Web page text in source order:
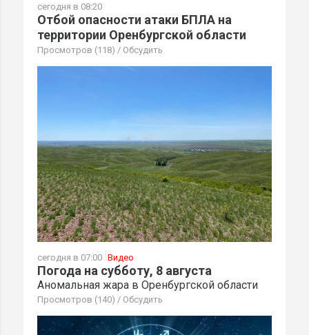
сегодня в 08:20
Отбой опасности атаки БПЛА на
территории Оренбургской области
Просмотров (118) / Обсудить
сегодня в 07:00 Видео
Погода на субботу, 8 августа
Аномальная жара в Оренбургской области
Просмотров (140) / Обсудить